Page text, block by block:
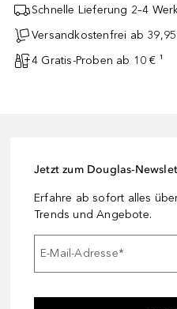
Schnelle Lieferung 2–4
Versandkostenfrei ab
4 Gratis-Proben ab 10 € ¹
Jetzt zum Douglas-
Erfahre ab sofort alles
Trends und Angebote.
E-Mail-Adresse*